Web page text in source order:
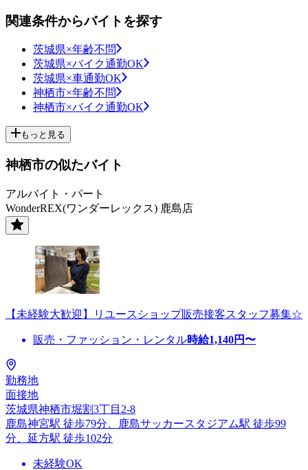
関連条件からバイトを探す
茨城県×年齢不問
茨城県×バイク通勤OK
茨城県×車通勤OK
神栖市×年齢不問
神栖市×バイク通勤OK
もっと見る
神栖市の似たバイト
アルバイト・パート
WonderREX(ワンダーレックス) 鹿島店
【未経験大歓迎】リユースショップ販売接客スタッフ募集☆
販売・ファッション・レンタル時給1,140円〜
勤務地
面接地
茨城県神栖市堀割3丁目2-8
鹿島神宮駅 徒歩79分、鹿島サッカースタジアム駅 徒歩99
分、延方駅 徒歩102分
未経験OK